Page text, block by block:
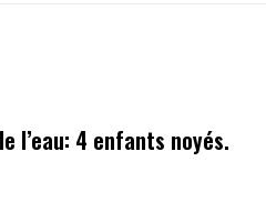
l’eau: 4 enfants noyés.